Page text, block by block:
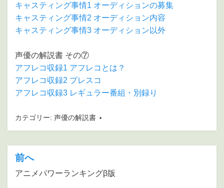
キャスティング事情1 オーディションの募集
キャスティング事情2 オーディション内容
キャスティング事情3 オーディション以外
声優の解説書 その⑦
アフレコ収録1 アフレコとは？
アフレコ収録2 プレスコ
アフレコ収録3 レギュラー番組・別録り
カテゴリー: 声優の解説書
投
稿
前へ
アニメパワーランキングβ版